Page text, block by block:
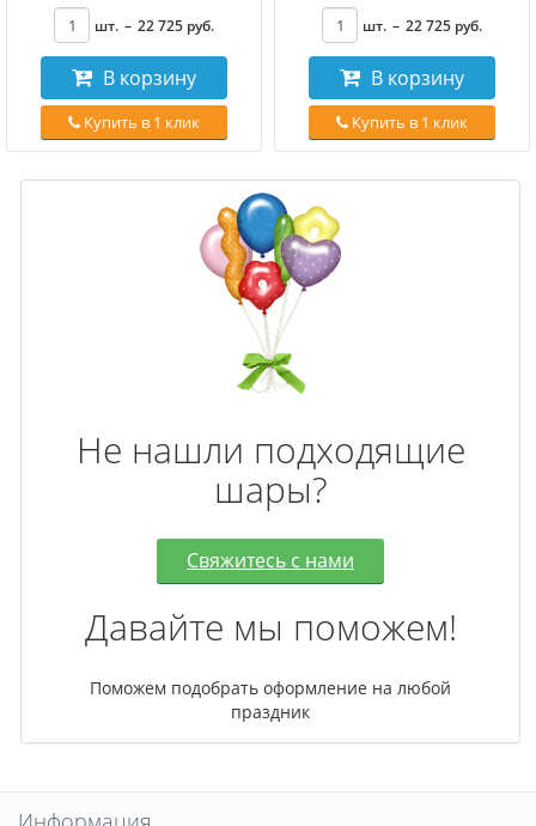
шт. – 22 725 руб.
В корзину
Купить в 1 клик
шт. – 22 725 руб.
В корзину
Купить в 1 клик
Не нашли подходящие
шары?
Свяжитесь с нами
Давайте мы поможем!
Поможем подобрать оформление на любой
праздник